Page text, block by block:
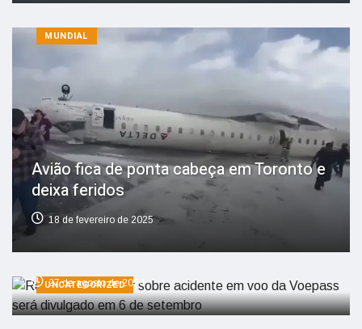
MUNDIAL
Avião fica de ponta cabeça em Toronto e
deixa feridos
18 de fevereiro de 2025
UNCATEGORIZED
Relatório preliminar sobre acidente em
voo da Voepass será divulgado em 6 de
setembro
27 de agosto de 2024
Queda de avião mata empresário e seus
netos no Mato Grosso nesta quinta-
feira, 15